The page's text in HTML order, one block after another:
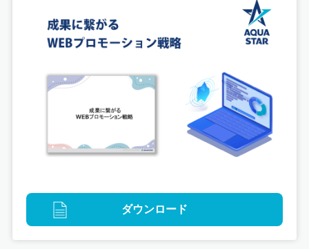
ゲームグラフィック
『ヒプノシスマイク -Alternative Rap Battle-』ゲ
ーム内イラスト
ダウンロード